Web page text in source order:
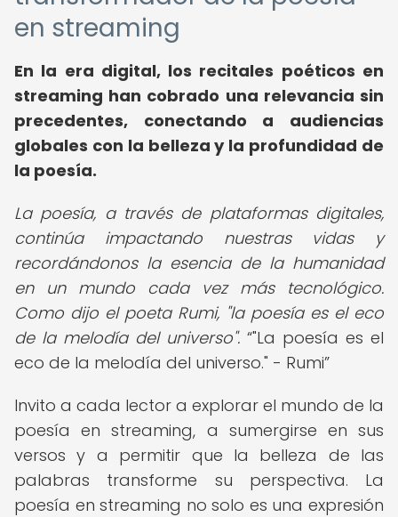
en streaming
En la era digital, los recitales poéticos en
streaming han cobrado una relevancia sin
precedentes, conectando a audiencias
globales con la belleza y la profundidad de
la poesía.
La poesía, a través de plataformas digitales,
continúa impactando nuestras vidas y
recordándonos la esencia de la humanidad
en un mundo cada vez más tecnológico.
Como dijo el poeta Rumi, "la poesía es el eco
de la melodía del universo". "La poesía es el
eco de la melodía del universo." - Rumi
Invito a cada lector a explorar el mundo de la
poesía en streaming, a sumergirse en sus
versos y a permitir que la belleza de las
palabras transforme su perspectiva. La
poesía en streaming no solo es una expresión